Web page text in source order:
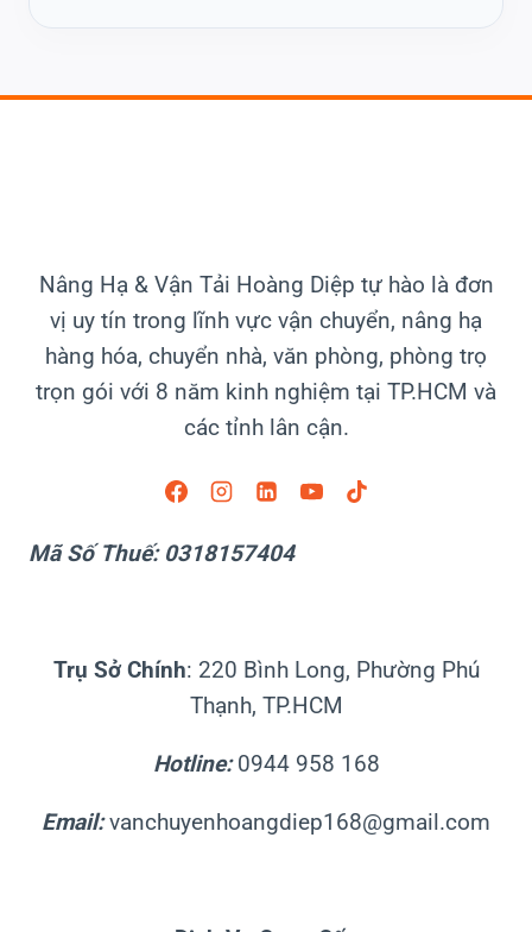
Nâng Hạ & Vận Tải Hoàng Diệp tự hào là đơn
vị uy tín trong lĩnh vực vận chuyển, nâng hạ
hàng hóa, chuyển nhà, văn phòng, phòng trọ
trọn gói với 8 năm kinh nghiệm tại TP.HCM và
các tỉnh lân cận.
Mã Số Thuế: 0318157404
Trụ Sở Chính: 220 Bình Long, Phường Phú
Thạnh, TP.HCM
Hotline:0944 958 168
Email:vanchuyenhoangdiep168@gmail.com